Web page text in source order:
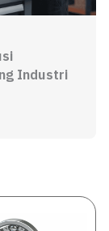
Industri